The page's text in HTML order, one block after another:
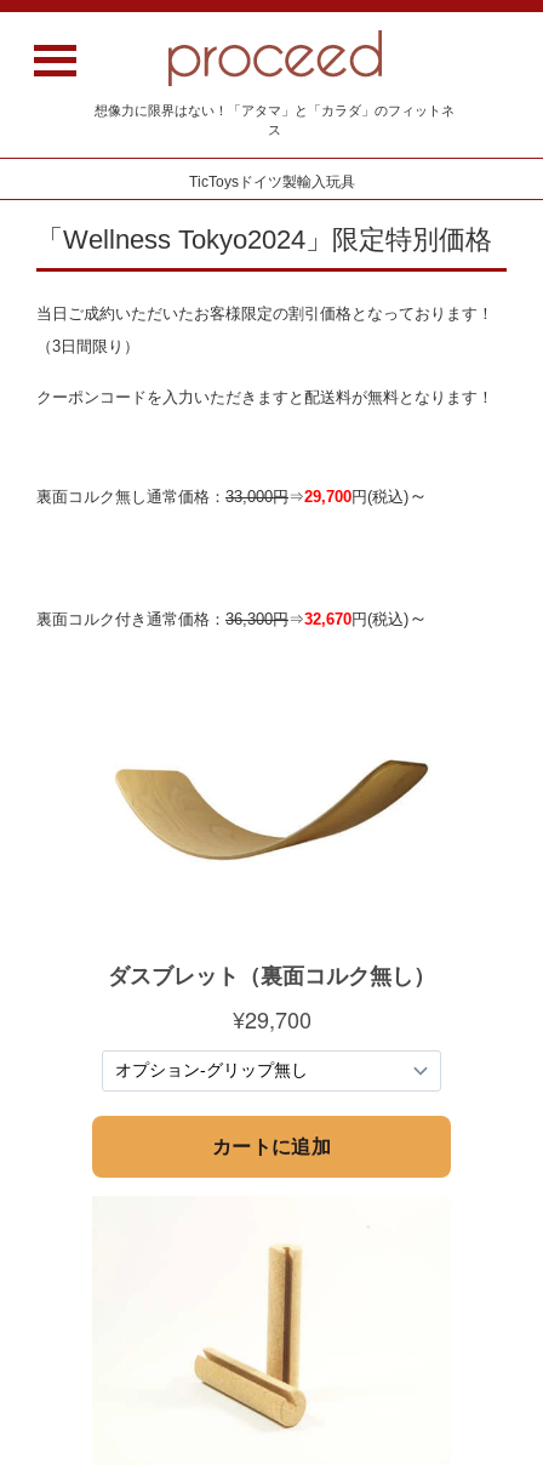
想像力に限界はない！「アタマ」と「カラダ」のフィットネ
ス
TicToysドイツ製輸入玩具
「Wellness Tokyo2024」限定特別価格
当日ご成約いただいたお客様限定の割引価格となっております！
（3日間限り）
クーポンコードを入力いただきますと配送料が無料となります！
裏面コルク無し通常価格： 33,000円⇒29,700円(税込) ～
裏面コルク付き通常価格： 36,300円⇒32,670円(税込) ～